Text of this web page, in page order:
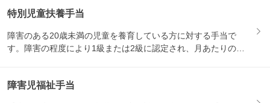
特別児童扶養手当
障害のある20歳未満の児童を養育している方に対する手当で
す。障害の程度により1級または2級に認定され、月あたりの支
障害児福祉手当